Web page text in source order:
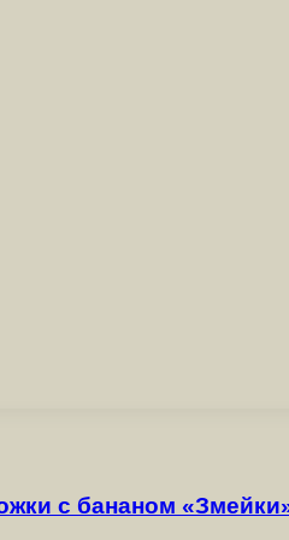
с бананом